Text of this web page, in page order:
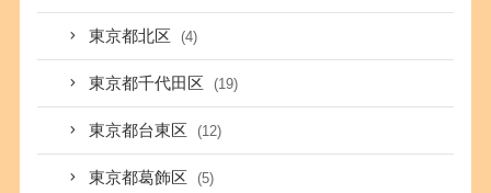
東京都北区 (4)
東京都千代田区 (19)
東京都台東区 (12)
東京都葛飾区 (5)